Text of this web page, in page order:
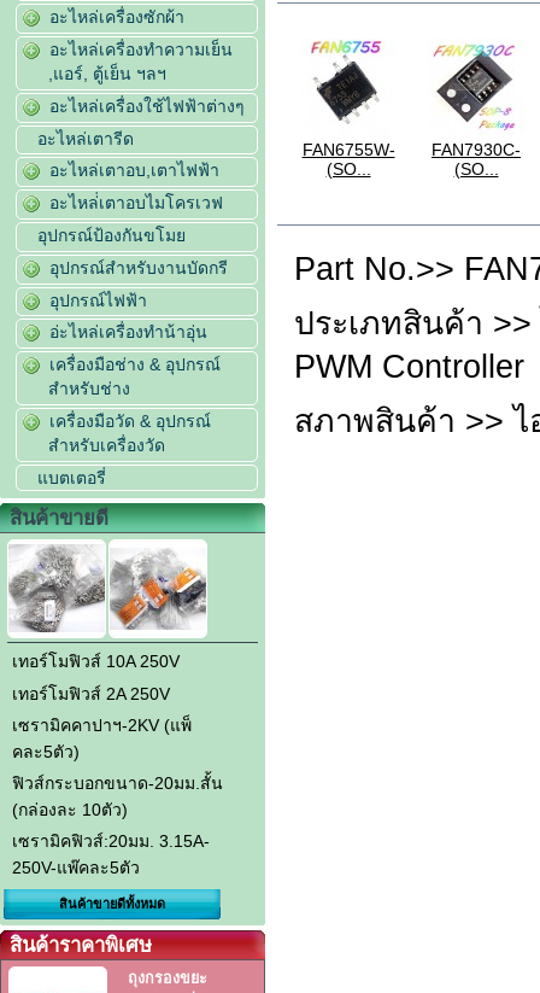
อะไหล่เครื่องซักผ้า
อะไหล่เครื่องทำความเย็น
,แอร์, ตู้เย็น ฯลฯ
อะไหล่เครื่องใช้ไฟฟ้าต่างๆ
อะไหล่เตารีด
อะไหล่เตาอบ,เตาไฟฟ้า
อะไหล่่เตาอบไมโครเวฟ
อุปกรณ์ป้องกันขโมย
อุปกรณ์สำหรับงานบัดกรี
อุปกรณ์ไฟฟ้า
อ่ะไหล่เครื่องทำน้าอุ่น
เครื่องมือช่าง & อุปกรณ์
สำหรับช่าง
เครื่องมือวัด & อุปกรณ์
สำหรับเครื่องวัด
แบตเตอรี่
สินค้าขายดี
เทอร์โมฟิวส์ 10A 250V
เทอร์โมฟิวส์ 2A 250V
เซรามิคคาปาฯ-2KV (แพ็
คละ5ตัว)
ฟิวส์กระบอกขนาด-20มม.สั้น
(กล่องละ 10ตัว)
เซรามิคฟิวส์:20มม. 3.15A-
250V-แพ๊คละ5ตัว
สินค้าขายดีทั้งหมด
สินค้าราคาพิเศษ
ถุงกรองขยะ
FAN7602-
(SOP...
FAN6756MR-
(S...
FAN6755W-
(SO...
FAN7930C-
(SO...
Part No.>>
ประเภทสินค้า >>
PWM Controller
สภาพสินค้า >> ไ